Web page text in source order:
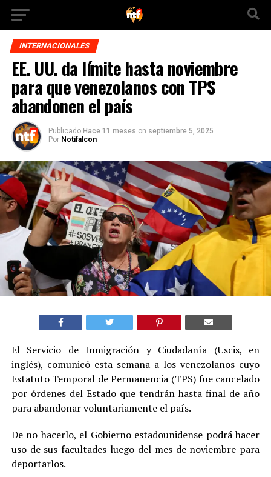
INTERNACIONALES
EE. UU. da límite hasta noviembre
para que venezolanos con TPS
abandonen el país
Publicado Hace 11 meses on septiembre 5, 2025
Por Notifalcon
El Servicio de Inmigración y Ciudadanía (Uscis, en
inglés), comunicó esta semana a los venezolanos cuyo
Estatuto Temporal de Permanencia (TPS) fue cancelado
por órdenes del Estado que tendrán hasta final de año
para abandonar voluntariamente el país.
De no hacerlo, el Gobierno estadounidense podrá hacer
uso de sus facultades luego del mes de noviembre para
deportarlos.